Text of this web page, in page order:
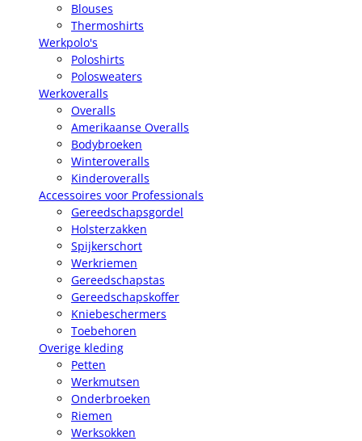
Blouses
Thermoshirts
Werkpolo's
Poloshirts
Polosweaters
Werkoveralls
Overalls
Amerikaanse Overalls
Bodybroeken
Winteroveralls
Kinderoveralls
Accessoires voor Professionals
Gereedschapsgordel
Holsterzakken
Spijkerschort
Werkriemen
Gereedschapstas
Gereedschapskoffer
Kniebeschermers
Toebehoren
Overige kleding
Petten
Werkmutsen
Onderbroeken
Riemen
Werksokken